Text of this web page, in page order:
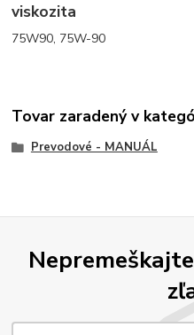
viskozita
75W90, 75W-90
Tovar zaradený v
Prevodové - MANUÁL